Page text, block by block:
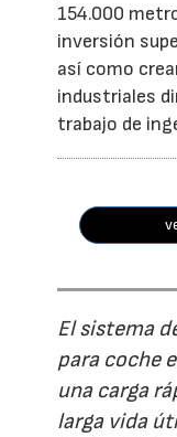
154.000
inversión
así como
industriales
trabajo de
El sistema
para coche
una carga
larga vida